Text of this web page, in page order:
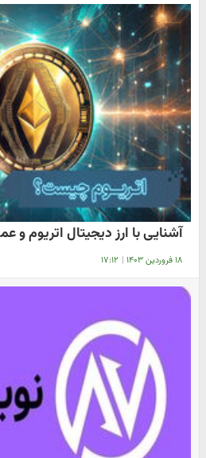
آشنایی با ارز دیجیتال اتریوم و
۱۸ فروردین ۱۴۰۳ | ۱۷:۱۲